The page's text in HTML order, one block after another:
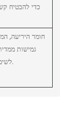
כדי להבטיח
חומר היריעה,
גמישות
לשימוש מותאם אישית בחללים אדריכליים ייעודיים.